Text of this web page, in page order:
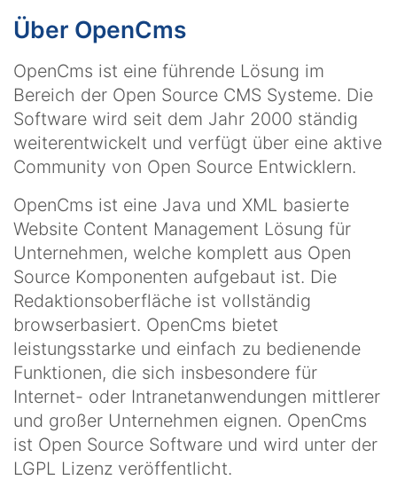
Über OpenCms
OpenCms ist eine führende Lösung im
Bereich der Open Source CMS Systeme. Die
Software wird seit dem Jahr 2000 ständig
weiterentwickelt und verfügt über eine aktive
Community von Open Source Entwicklern.
OpenCms ist eine Java und XML basierte
Website Content Management Lösung für
Unternehmen, welche komplett aus Open
Source Komponenten aufgebaut ist. Die
Redaktionsoberfläche ist vollständig
browserbasiert. OpenCms bietet
leistungsstarke und einfach zu bedienende
Funktionen, die sich insbesondere für
Internet- oder Intranetanwendungen mittlerer
und großer Unternehmen eignen. OpenCms
ist Open Source Software und wird unter der
LGPL Lizenz veröffentlicht.